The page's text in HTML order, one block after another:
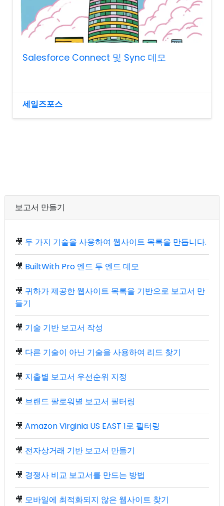
Salesforce Connect 및 Sync 데모
세일즈포스
보고서 만들기
🎥 두 가지 기술을 사용하여 웹사이트 목록을 만듭니다.
🎥 BuiltWith Pro 엔드 투 엔드 데모
🎥 귀하가 제공한 웹사이트 목록을 기반으로 보고서 만
들기
🎥 기술 기반 보고서 작성
🎥 다른 기술이 아닌 기술을 사용하여 리드 찾기
🎥 지출별 보고서 우선순위 지정
🎥 브랜드 팔로워별 보고서 필터링
🎥 Amazon Virginia US EAST 1로 필터링
🎥 전자상거래 기반 보고서 만들기
🎥 경쟁사 비교 보고서를 만드는 방법
🎥 모바일에 최적화되지 않은 웹사이트 찾기